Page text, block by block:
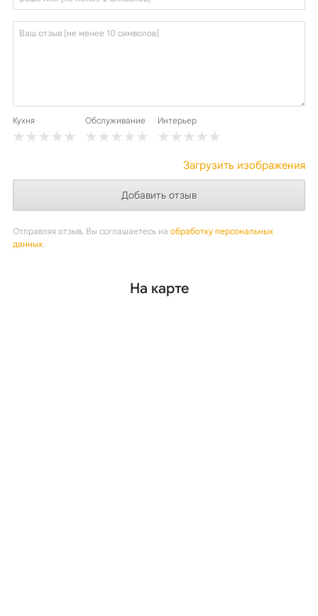
Кухня Обслуживание Интерьер
Загрузить изображения
Отправляя отзыв, Вы соглашаетесь на обработку персональных
данных.
На карте